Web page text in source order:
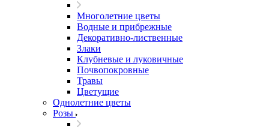
Многолетние цветы
Водные и прибрежные
Декоративно-лиственные
Злаки
Клубневые и луковичные
Почвопокровные
Травы
Цветущие
Однолетние цветы
Розы